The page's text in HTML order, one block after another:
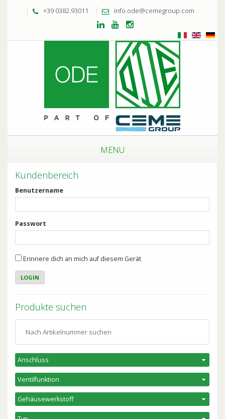
+39 0382.93011 info.ode@cemegroup.com
MENU
Kundenbereich
Benutzername
Passwort
Erinnere dich an mich auf diesem Gerät
Produkte suchen